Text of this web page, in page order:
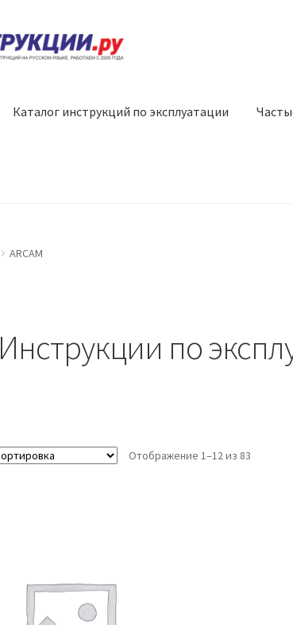
Каталог инструкций по эксплуатации
ARCAM
Инструкции по
Отображение 1–12 из 83